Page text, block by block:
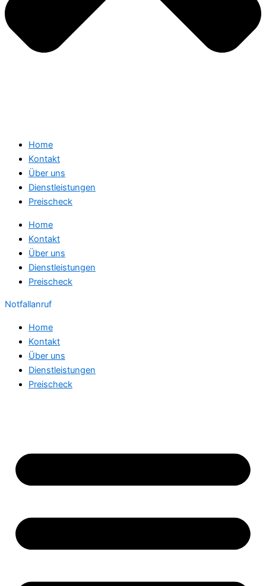
Home
Kontakt
Über uns
Dienstleistungen
Preischeck
Home
Kontakt
Über uns
Dienstleistungen
Preischeck
Notfallanruf
Home
Kontakt
Über uns
Dienstleistungen
Preischeck